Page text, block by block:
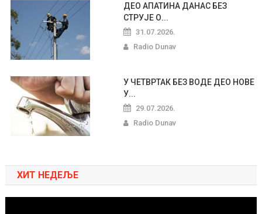
ДЕО АПАТИНА ДАНАС БЕЗ
СТРУЈЕ О...
31.07.2026.
Radio Dunav
У ЧЕТВРТАК БЕЗ ВОДЕ ДЕО НОВЕ
У...
29.07.2026.
Radio Dunav
ХИТ НЕДЕЉЕ